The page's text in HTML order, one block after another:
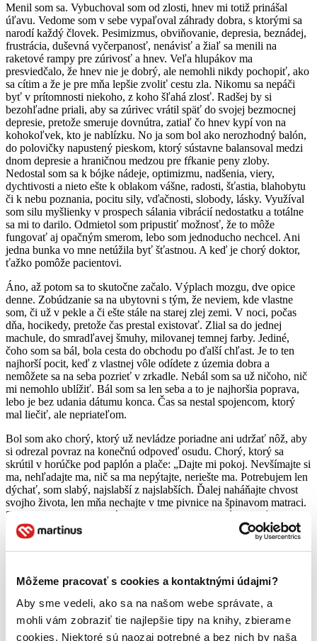
Môžeme pracovať s cookies a kontaktnými údajmi?
Aby sme vedeli, ako sa na našom webe správate, a
mohli vám zobraziť tie najlepšie tipy na knihy, zbierame
cookies. Niektoré sú naozaj potrebné a bez nich by naša
Menil som sa. Vybuchoval som od zlosti, hnev mi totiž prinášal
úľavu. Vedome som v sebe vypaľoval záhrady dobra, s ktorými sa
narodí každý človek. Pesimizmus, obviňovanie, depresia, beznádej,
frustrácia, duševná vyčerpanosť, nenávisť a žiaľ sa menili na
raketové rampy pre zúrivosť a hnev. Veľa hlupákov ma
presviedčalo, že hnev nie je dobrý, ale nemohli nikdy pochopiť, ako
sa cítim a že je pre mňa lepšie zvoliť cestu zla. Nikomu sa nepáči
byť v prítomnosti niekoho, z koho šľahá zlosť. Radšej by si
bezohľadne priali, aby sa zúrivec vrátil späť do svojej bezmocnej
depresie, pretože smeruje dovnútra, zatiaľ čo hnev kypí von na
kohokoľvek, kto je nablízku. No ja som bol ako nerozhodný balón,
do polovičky napustený pieskom, ktorý sústavne balansoval medzi
dnom depresie a hraničnou medzou pre fŕkanie peny zloby.
Nedostal som sa k bójke nádeje, optimizmu, nadšenia, viery,
dychtivosti a nieto ešte k oblakom vášne, radosti, šťastia, blahobytu
či k nebu poznania, pocitu sily, vďačnosti, slobody, lásky. Využíval
som silu myšlienky v prospech sálania vibrácií nedostatku a totálne
sa mi to darilo. Odmietol som pripustiť možnosť, že to môže
fungovať aj opačným smerom, lebo som jednoducho nechcel. Ani
jedna bunka vo mne netúžila byť šťastnou. A keď je chorý doktor,
ťažko pomôže pacientovi.
Áno, až potom sa to skutočne začalo. Výplach mozgu, dve opice
denne. Zobúdzanie sa na ubytovni s tým, že neviem, kde vlastne
som, či už v pekle a či ešte stále na starej zlej zemi. V noci, počas
dňa, hocikedy, pretože čas prestal existovať. Zlial sa do jednej
machule, do smradľavej šmuhy, milovanej temnej farby. Jediné,
čoho som sa bál, bola cesta do obchodu po ďalší chľast. Je to ten
najhorší pocit, keď z vlastnej vôle odídete z územia dobra a
nemôžete sa na seba pozrieť v zrkadle. Nebál som sa už ničoho, nič
mi nemohlo ublížiť. Bál som sa len seba a to je najhoršia poprava,
lebo je bez udania dátumu konca. Čas sa nestal spojencom, ktorý
mal liečiť, ale nepriateľom.
Bol som ako chorý, ktorý už nevládze poriadne ani udržať nôž, aby
si odrezal povraz na konečnú odpoveď osudu. Chorý, ktorý sa
skrútil v horúčke pod paplón a plače: „Dajte mi pokoj. Nevšímajte si
ma, nehľadajte ma, nič sa ma nepýtajte, neriešte ma. Potrebujem len
dýchať, som slabý, najslabší z najslabších. Ďalej naháňajte chvost
svojho života, len mňa nechajte v tme pivnice na špinavom matraci.
Zatiahol som za sebou záves bytia, cez popraskané pery bľabocem
posledné želanie dožívajúceho srdca. Vyhláste ma za mŕtveho, tým
pomôžete sebe aj mne najviac,“ snažil som sa zalichotiť celosvetovej
márnomyseľnosti.
zapozerať na podguráženého chlapa, ledva sa držiaceho v mestskej
stoja blízko neho, majú paniku v očiach, či ich neovracia.
Spolucestujúci sa odťahujú od zápachu, ktorý šíri. Lenže teraz som
bol tým ožratým symbolom ja a opovrhoval som všetkými navôkol